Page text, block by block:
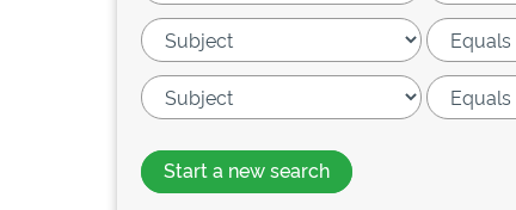
Start a new search